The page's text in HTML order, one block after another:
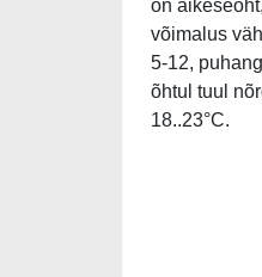
on
võimalus
5-12,
õhtul tuul
18..23°C.